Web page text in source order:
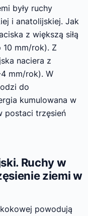
były ruchy
i anatolijskiej. Jak
z większą siłą
10 mm/rok). Z
naciera z
4 mm/rok). W
do
kumulowana w
postaci trzęsień
Ruchy w
ziemi w
powodują